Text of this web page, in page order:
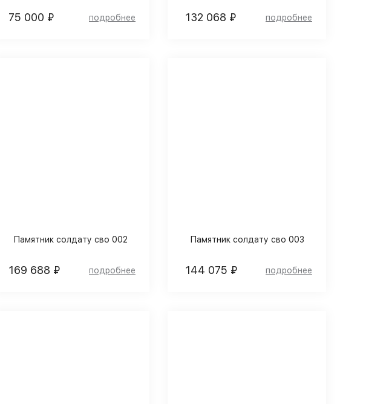
75 000 ₽ 132 068 ₽
Памятник солдату сво 002
169 688 ₽
Памятник солдату сво 003
144 075 ₽